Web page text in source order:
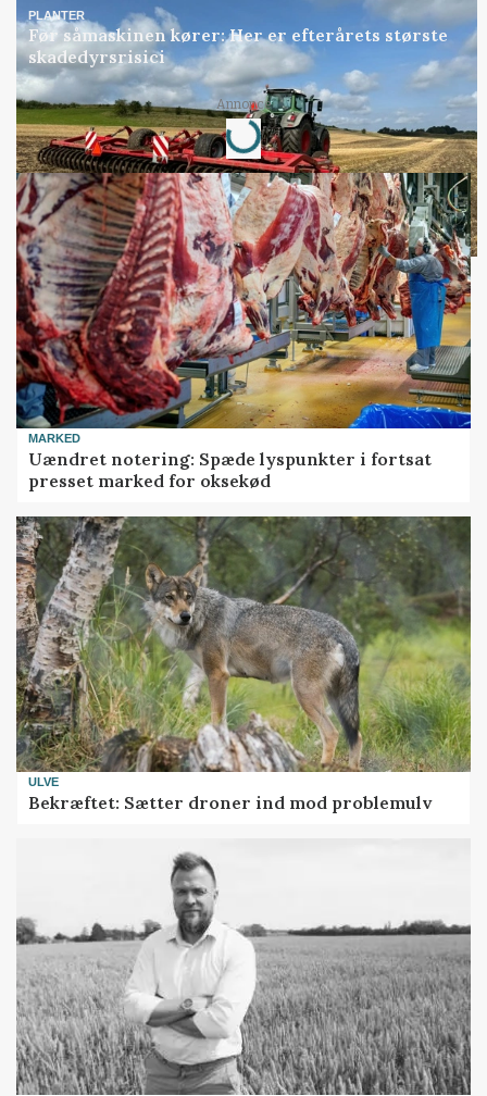
PLANTER
Før såmaskinen kører: Her er efterårets største
skadedyrsrisici
Annonce
Loading...
MARKED
Uændret notering: Spæde lyspunkter i fortsat
presset marked for oksekød
ULVE
Bekræftet: Sætter droner ind mod problemulv